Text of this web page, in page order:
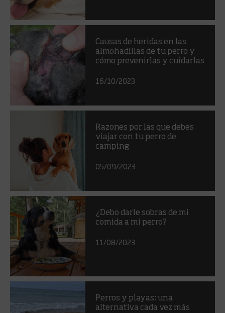
Causas de heridas en las
almohadillas de tu perro y
cómo prevenirlas y cuidarlas
16/10/2023
Razones por las que debes
viajar con tu perro de
camping
05/09/2023
¿Debo darle sobras de mi
comida a mi perro?
11/08/2023
Perros y playas: una
alternativa cada vez más